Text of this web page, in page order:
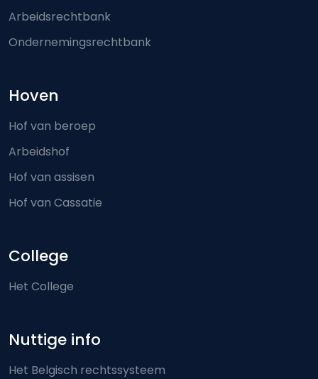
Arbeidsrechtbank
Ondernemingsrechtbank
Hoven
Hof van beroep
Arbeidshof
Hof van assisen
Hof van Cassatie
College
Het College
Nuttige info
Het Belgisch rechtssysteem